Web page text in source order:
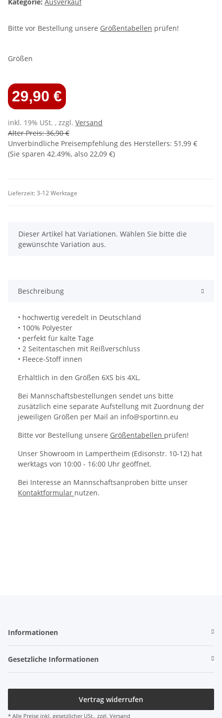
Bitte vor Bestellung unsere Größentabellen prüfen!
Größen
29,90 €
inkl. 19% USt. , zzgl. Versand
Alter Preis: 36,90 €
Unverbindliche Preisempfehlung des Herstellers: 51,99 €
(Sie sparen 42.49%, also 22,09 €)
Lieferzeit:3-12 Werktage
x
Dieser Artikel hat Variationen. Wählen Sie bitte die
gewünschte Variation aus.
Beschreibung
• hochwertig veredelt in Deutschland
• 100% Polyester
• perfekt für kalte Tage
• 2 Seitentaschen mit Reißverschluss
• Fleece-Stoff innen
Erhältlich in den Größen 6XS bis 4XL.
Bei Mannschaftsbestellungen sendet uns bitte
zusätzlich eine separate Aufstellung mit Zuordnung der
jeweiligen Größen per Mail an info@sportinn.eu
Bitte vor Bestellung unsere Größentabellen prüfen!
Unser Showroom in Lampertheim (Edisonstr. 10-12) hat
werktags von 10:00 - 16:00 Uhr geöffnet.
Bei Interesse an Mannschaftsanproben bitte unser
Kontaktformular nutzen.
Informationen
Gesetzliche Informationen
Vertrag widerrufen
* Alle Preise inkl. gesetzlicher USt., zzgl. Versand